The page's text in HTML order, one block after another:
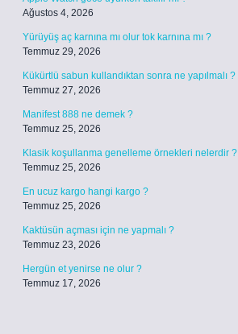
Ağustos 4, 2026
Yürüyüş aç karnına mı olur tok karnına mı ?
Temmuz 29, 2026
Kükürtlü sabun kullandıktan sonra ne yapılmalı ?
Temmuz 27, 2026
Manifest 888 ne demek ?
Temmuz 25, 2026
Klasik koşullanma genelleme örnekleri nelerdir ?
Temmuz 25, 2026
En ucuz kargo hangi kargo ?
Temmuz 25, 2026
Kaktüsün açması için ne yapmalı ?
Temmuz 23, 2026
Hergün et yenirse ne olur ?
Temmuz 17, 2026